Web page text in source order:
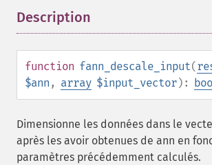
Description
function fann_descale_input(
$ann , array $input_vector):
Dimensionne les données dans le
après les avoir obtenues de ann en
paramètres précédemment calculés.